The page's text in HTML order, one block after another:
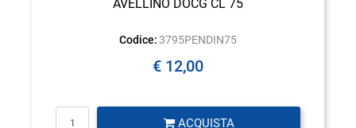
AVELLINO DOCG CL 75
Codice: 3795PENDIN75
€ 12,00
ACQUISTA